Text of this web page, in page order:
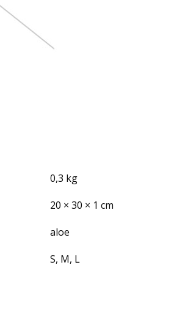
0,3 kg
20 × 30 × 1 cm
aloe
S, M, L